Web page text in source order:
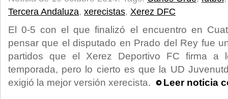
Tercera Andaluza, xerecistas, Xerez DFC
El 0-5 con el que finalizó el encuentro en
pensar que el disputado en Prado del Rey fue
partidos que el Xerez Deportivo FC firma
temporada, pero lo cierto es que la UD
exigió la mejor versión xerecista.
Leer noticia